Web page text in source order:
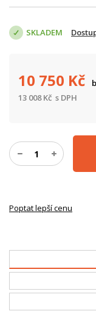
SKLADEM
10 750 Kč
13 008Kč s DPH
Poptat lepší cenu